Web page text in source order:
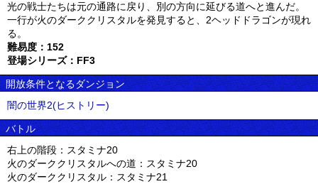
光の戦士たちは元の通路に戻り、別の方向に延びる道へと進んだ。
一行が火のダーククリスタルを発見すると、2ヘッドドラゴンが現れ
る。
難易度：152
登場シリーズ：FF3
開放条件となるダンジョン
闇の世界2(ヒストリー)
バトル
右上の階段：スタミナ20
火のダーククリスタルへの道：スタミナ20
火のダーククリスタル：スタミナ21